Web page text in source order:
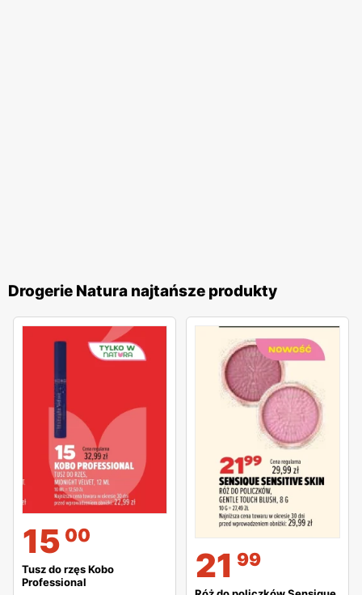
Drogerie Natura najtańsze produkty
15 00
Tusz do rzęs Kobo
Professional
21 99